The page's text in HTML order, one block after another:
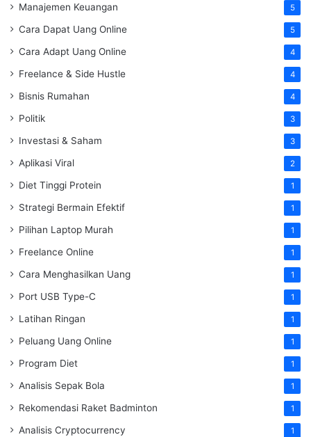
Manajemen Keuangan 5
Cara Dapat Uang Online 5
Cara Adapt Uang Online 4
Freelance & Side Hustle 4
Bisnis Rumahan 4
Politik 3
Investasi & Saham 3
Aplikasi Viral 2
Diet Tinggi Protein 1
Strategi Bermain Efektif 1
Pilihan Laptop Murah 1
Freelance Online 1
Cara Menghasilkan Uang 1
Port USB Type-C 1
Latihan Ringan 1
Peluang Uang Online 1
Program Diet 1
Analisis Sepak Bola 1
Rekomendasi Raket Badminton 1
Analisis Cryptocurrency 1